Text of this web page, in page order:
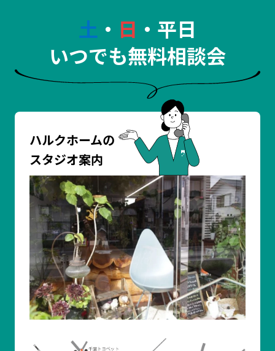
土 ・ 日 ・平日
いつでも無料相談会
ハルクホームの
スタジオ案内